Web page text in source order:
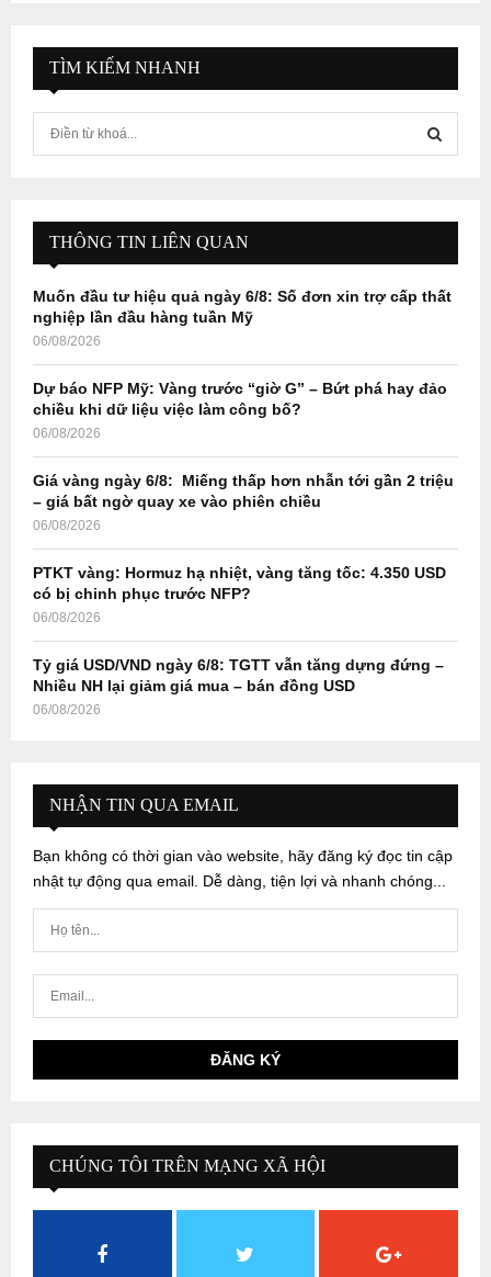
TÌM KIẾM NHANH
f
r
E
A
H
THÔNG TIN LIÊN QUAN
Muốn đầu tư hiệu quả ngày 6/8: Số đơn xin trợ cấp thất
nghiệp lần đầu hàng tuần Mỹ
06/08/2026
Dự báo NFP Mỹ: Vàng trước “giờ G” – Bứt phá hay đảo
chiều khi dữ liệu việc làm công bố?
06/08/2026
Giá vàng ngày 6/8: Miếng thấp hơn nhẫn tới gần 2 triệu
– giá bất ngờ quay xe vào phiên chiều
06/08/2026
PTKT vàng: Hormuz hạ nhiệt, vàng tăng tốc: 4.350 USD
có bị chinh phục trước NFP?
06/08/2026
Tỷ giá USD/VND ngày 6/8: TGTT vẫn tăng dựng đứng –
Nhiều NH lại giảm giá mua – bán đồng USD
06/08/2026
NHẬN TIN QUA EMAIL
Bạn không có thời gian vào website, hãy đăng ký đọc tin cập
nhật tự động qua email. Dễ dàng, tiện lợi và nhanh chóng...
CHÚNG TÔI TRÊN MẠNG XÃ HỘI